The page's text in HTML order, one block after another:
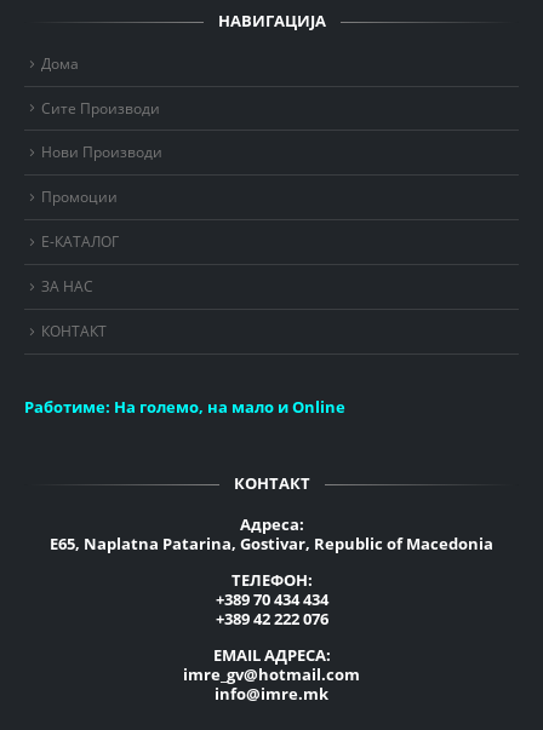
НАВИГАЦИЈА
Дома
Сите Производи
Нови Производи
Промоции
Е-КАТАЛОГ
ЗА НАС
КОНТАКТ
Работиме: На големо, на мало и Online
КОНТАКТ
Адреса:
E65, Naplatna Patarina, Gostivar, Republic of Macedonia
ТЕЛЕФОН:
+389 70 434 434
+389 42 222 076
EMAIL АДРЕСА:
imre_gv@hotmail.com
info@imre.mk